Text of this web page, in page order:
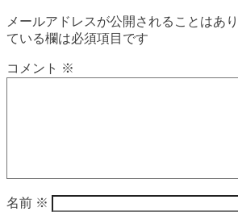
メールアドレスが公開されることはあり
ている欄は必須項目です
コメント ※
名前 ※